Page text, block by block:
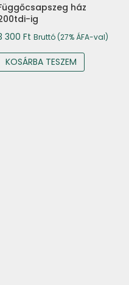
ház
ig
300 Ft Bruttó (27% ÁFA-val)
KOSÁRBA TESZEM